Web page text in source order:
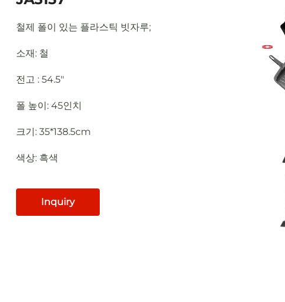
철제 폴이 있는 플라스틱 빗자루;
소재: 철
전고 : 54.5"
폴 높이: 45인치
크기: 35*138.5cm
색상: 흑색
Inquiry